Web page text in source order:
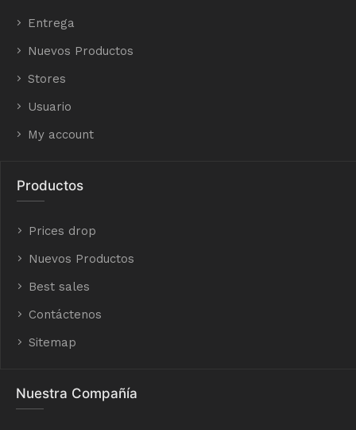
Entrega
Nuevos Productos
Stores
Usuario
My account
Productos
Prices drop
Nuevos Productos
Best sales
Contáctenos
Sitemap
Nuestra Compañía